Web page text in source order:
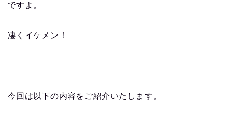
ですよ。
凄くイケメン！
今回は以下の内容をご紹介いたします。